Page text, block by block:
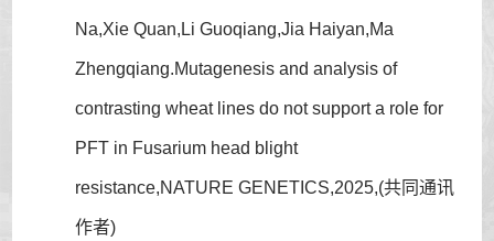
Na,Xie Quan,Li Guoqiang,Jia Haiyan,Ma
Zhengqiang.Mutagenesis and analysis of
contrasting wheat lines do not support a role for
PFT in Fusarium head blight
resistance,NATURE GENETICS,2025,(共同通讯
作者)